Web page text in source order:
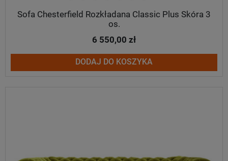
Sofa Chesterfield Rozkładana Classic Plus Skóra 3
os.
6 550,00 zł
DODAJ DO KOSZYKA